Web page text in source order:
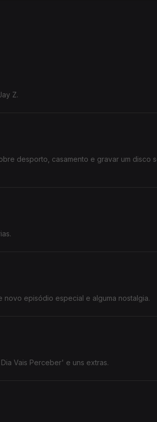
Z.
desporto, casamento e gravar um disco
episódio especial e alguma nostalgia.
Vais Perceber' e uns extras.